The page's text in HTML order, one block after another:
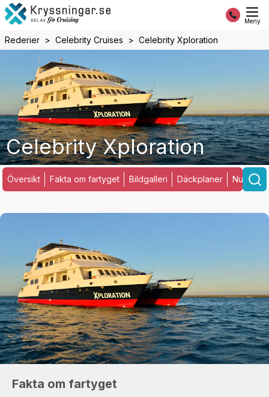
Meny
Rederier Celebrity Cruises Celebrity Xploration
Celebrity Xploration
Översikt Fakta om fartyget Bildgalleri Däckplaner
Fakta om fartyget